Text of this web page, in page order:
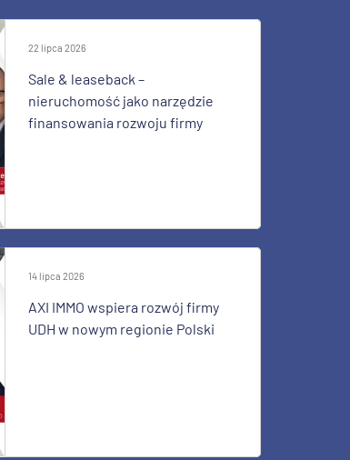
22 lipca 2026
Sale & leaseback –
nieruchomość jako narzędzie
finansowania rozwoju firmy
14 lipca 2026
AXI IMMO wspiera rozwój firmy
UDH w nowym regionie Polski